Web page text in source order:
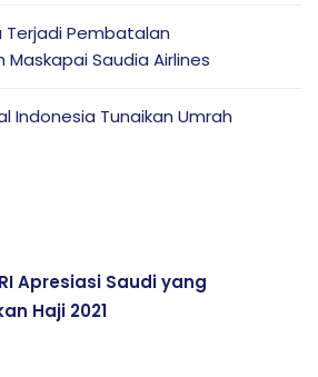
Terjadi Pembatalan
Saudia Airlines
Indonesia Tunaikan Umrah
Apresiasi Saudi yang
Haji 2021